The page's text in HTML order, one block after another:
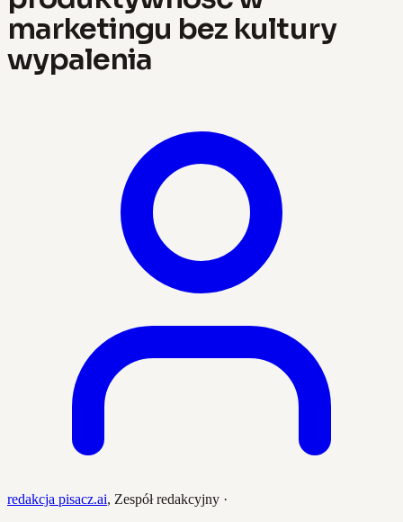
marketingu bez kultury
wypalenia
redakcja pisacz.ai, Zespół redakcyjny ·